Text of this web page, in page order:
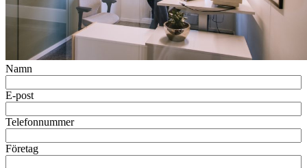
Namn
E-post
Telefonnummer
Företag